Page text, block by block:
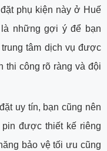
phụ kiện này ở Huế
những gợi ý để bạn
tâm dịch vụ được
thi công rõ ràng và đội
uy tín, bạn cũng nên
được thiết kế riêng
bảo vệ tối ưu cũng